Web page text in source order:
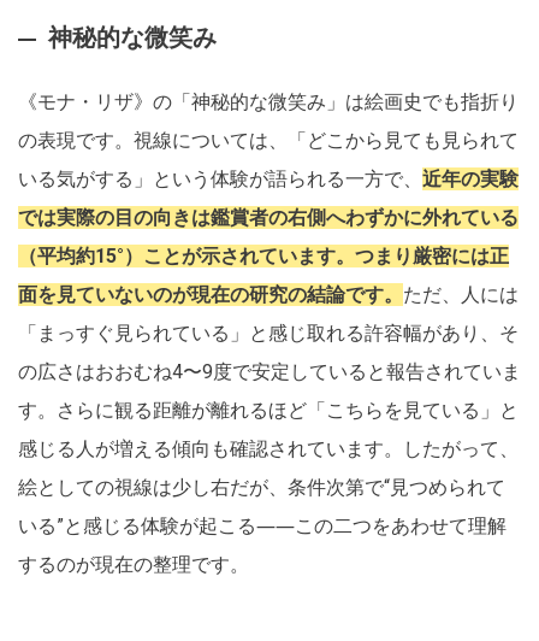
神秘的な微笑み
《モナ・リザ》の「神秘的な微笑み」は絵画史でも指折り
の表現です。視線については、「どこから見ても見られて
いる気がする」という体験が語られる一方で、 近年の実験
では実際の目の向きは鑑賞者の右側へわずかに外れている
（平均約15°）ことが示されています。つまり厳密には正
面を見ていないのが現在の研究の結論です。 ただ、人には
「まっすぐ見られている」と感じ取れる許容幅があり、そ
の広さはおおむね4〜9度で安定していると報告されていま
す。さらに観る距離が離れるほど「こちらを見ている」と
感じる人が増える傾向も確認されています。したがって、
絵としての視線は少し右だが、条件次第で“見つめられて
いる”と感じる体験が起こる――この二つをあわせて理解
するのが現在の整理です。